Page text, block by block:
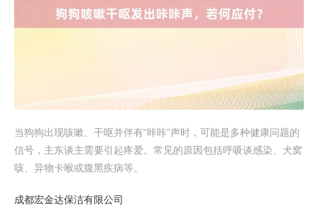
当狗狗出现咳嗽、干呕并伴有“咔咔”声时，可能是多种健康问题的
信号，主东谈主需要引起疼爱。常见的原因包括呼吸谈感染、犬窝
咳、异物卡喉或腹黑疾病等。
成都宏金达保洁有限公司